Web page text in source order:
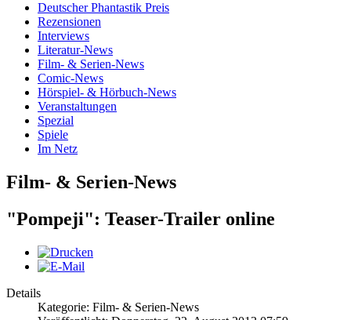
Deutscher Phantastik Preis
Rezensionen
Interviews
Literatur-News
Film- & Serien-News
Comic-News
Hörspiel- & Hörbuch-News
Veranstaltungen
Spezial
Spiele
Im Netz
Film- & Serien-News
"Pompeji": Teaser-Trailer online
Details
Kategorie: Film- & Serien-News